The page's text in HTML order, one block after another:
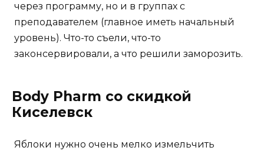
через программу, но и в группах с
преподавателем (главное иметь начальный
уровень). Что-то съели, что-то
законсервировали, а что решили заморозить.
Body Pharm со скидкой
Киселевск
Яблоки нужно очень мелко измельчить